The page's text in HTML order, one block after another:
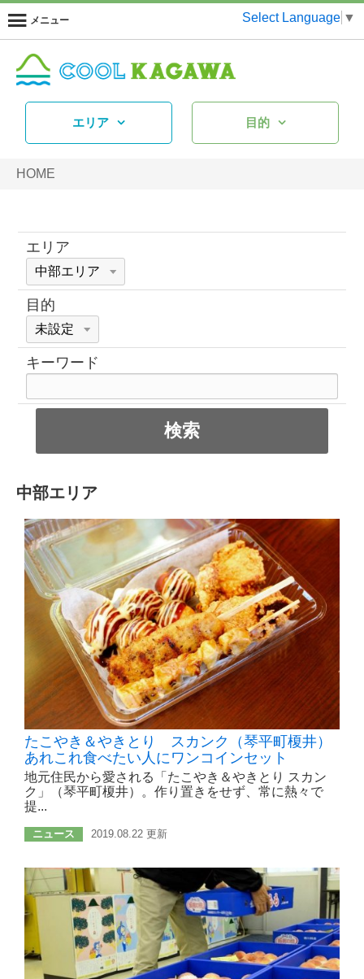
メニュー Select Language ▼
エリア 目的
HOME
エリア
目的
キーワード
中部エリア
たこやき＆やきとり スカンク（琴平町榎井）
あれこれ食べたい人にワンコインセット
地元住民から愛される「たこやき＆やきとり スカン
ク」（琴平町榎井）。作り置きをせず、常に熱々で
提...
ニュース 2019.08.22 更新